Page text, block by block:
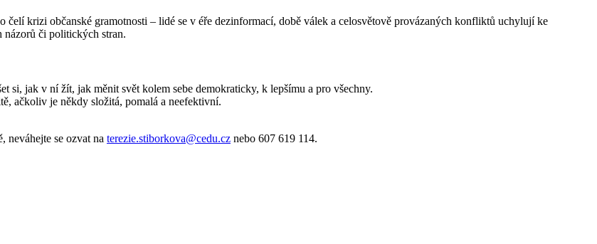
krizi občanské gramotnosti – lidé se v éře dezinformací, době válek a celosvětově provázaných konfliktů uchylují ke
názorů či politických stran.
si, jak v ní žít, jak měnit svět kolem sebe demokraticky, k lepšímu a pro všechny.
ačkoliv je někdy složitá, pomalá a neefektivní.
neváhejte se ozvat na terezie.stiborkova@cedu.cz nebo 607 619 114.